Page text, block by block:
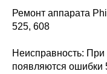
Ремонт аппарата
525, 608
Неисправность:
появляются ошибки